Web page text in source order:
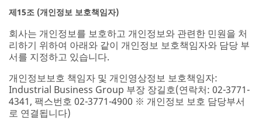
제15조 (개인정보 보호책임자)
회사는 개인정보를 보호하고 개인정보와 관련한 민원을 처
리하기 위하여 아래와 같이 개인정보 보호책임자와 담당 부
서를 지정하고 있습니다.
개인정보보호 책임자 및 개인영상정보 보호책임자:
Industrial Business Group 부장 장길호(연락처: 02-3771-
4341, 팩스번호 02-3771-4900 ※ 개인정보 보호 담당부서
로 연결됩니다)